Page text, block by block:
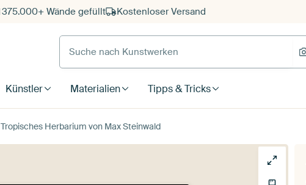
375.000+ Wände gefüllt Kostenloser Versand
Suche nach Kunstwerken
Künstler Materialien Tipps & Tricks
Tropisches Herbarium von Max Steinwald